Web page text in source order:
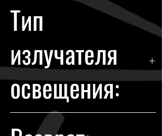
Тип
излучателя
освещения:
Галоген+LED